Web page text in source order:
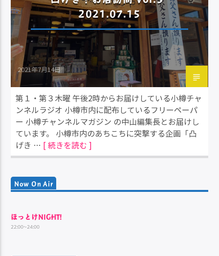
2021.07.15
2021年7月14日
第１・第３木曜 午後2時からお届けしている小樽チャ
ンネルラジオ 小樽市内に配布しているフリーペーパ
ー 小樽チャンネルマガジン の中山編集長とお届けし
ています。 小樽市内のあちこちに突撃する企画「凸
げき … [ 続きを読む ]
Now On Air
ほっとけNIGHT!
22:00~24:00